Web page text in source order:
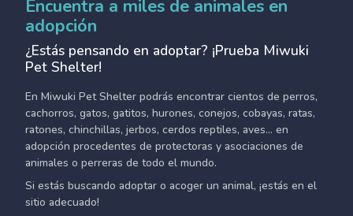
Encuentra a miles de animales en
adopción
¿Estás pensando en adoptar? ¡Prueba Miwuki
Pet Shelter!
En Miwuki Pet Shelter podrás encontrar cientos de perros,
cachorros, gatos, gatitos, hurones, conejos, cobayas, ratas,
ratones, chinchillas, jerbos, cerdos reptiles, aves... en
adopción procedentes de protectoras y asociaciones de
animales o perreras de todo el mundo.
Si estás buscando adoptar o acoger un animal, ¡estás en el
sitio adecuado!